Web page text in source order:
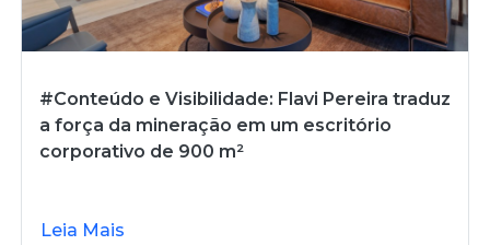
#Conteúdo e Visibilidade: Flavi Pereira traduz
a força da mineração em um escritório
corporativo de 900 m²
Leia Mais